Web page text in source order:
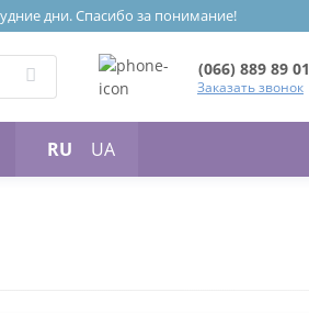
дни. Спасибо за понимание!
(066) 889 89 01
Заказать звонок
RU UA